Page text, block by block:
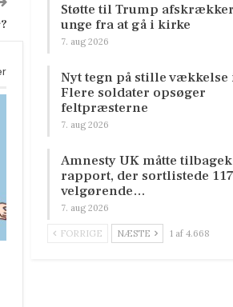
Støtte til Trump
unge fra at gå i kirke
7. aug 2026
Nyt tegn på stille vækkelse
Flere soldater opsøger
feltpræsterne
7. aug 2026
Amnesty UK måtte
rapport, der sortlistede 117
velgørende…
7. aug 2026
FORRIGE NÆSTE 1 af 4.668